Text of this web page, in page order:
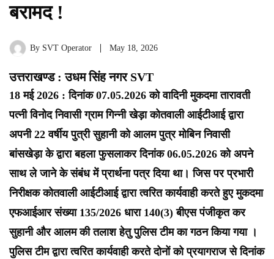
बरामद !
By SVT Operator May 18, 2026
उत्तराखण्ड : उधम सिंह नगर SVT
18 मई 2026 : दिनांक 07.05.2026 को वादिनी मुकदमा तारावती
पत्नी विनोद निवासी ग्राम गिन्नी खेड़ा कोतवाली आईटीआई द्वारा
अपनी 22 वर्षीय पुत्री सुहानी को आलम पुत्र मोबिन निवासी
बांसखेड़ा के द्वारा बहला फुसलाकर दिनांक 06.05.2026 को अपने
साथ ले जाने के संबंध में प्रार्थना पत्र दिया था। जिस पर प्रभारी
निरीक्षक कोतवाली आईटीआई द्वारा त्वरित कार्यवाही करते हुए मुकदमा
एफआईआर संख्या 135/2026 धारा 140(3) बीएस पंजीकृत कर
सुहानी और आलम की तलाश हेतु पुलिस टीम का गठन किया गया ।
पुलिस टीम द्वारा त्वरित कार्यवाही करते दोनों को प्रयागराज से दिनांक